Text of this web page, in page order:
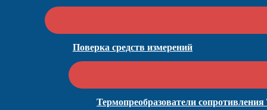
Поверка средств измерений
Термопреобразователи